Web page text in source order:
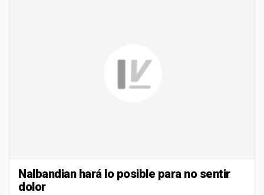
Nalbandian hará lo posible para no sentir
dolor